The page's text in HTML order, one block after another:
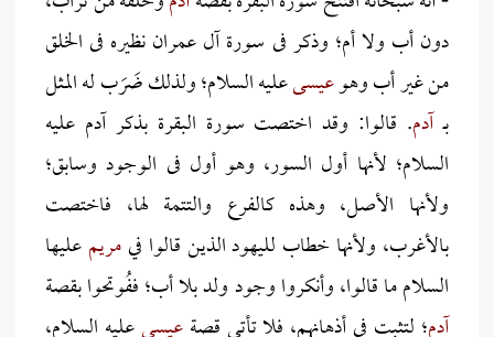
دون أب ولا أم؛ وذكر فى سورة آل عمران نظيره فى الخلق
من غير أب وهوعيسىعليه السلام؛ ولذلك ضَرَب له المثل
بـآدم. قالوا: وقد اختصت سورة البقرة بذكر آدم عليه
السلام؛ لأنها أول السور، وهو أول فى الوجود وسابق؛
ولأنها الأصل، وهذه كالفرع والتتمة لها، فاختصت
بالأغرب، ولأنها خطاب لليهود الذين قالوا فيمريمعليها
السلام ما قالوا، وأنكروا وجود ولد بلا أب؛ ففُوتحوا بقصة